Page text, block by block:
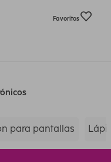
Favoritos
para pantallas